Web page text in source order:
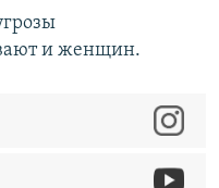
и женщин.